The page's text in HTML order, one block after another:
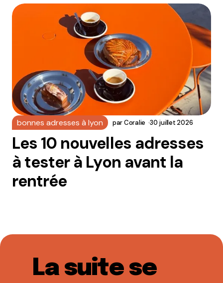
bonnes adresses à lyon parCoralie 30 juillet 2026
Les 10 nouvelles adresses
à tester à Lyon avant la
rentrée
La suite se